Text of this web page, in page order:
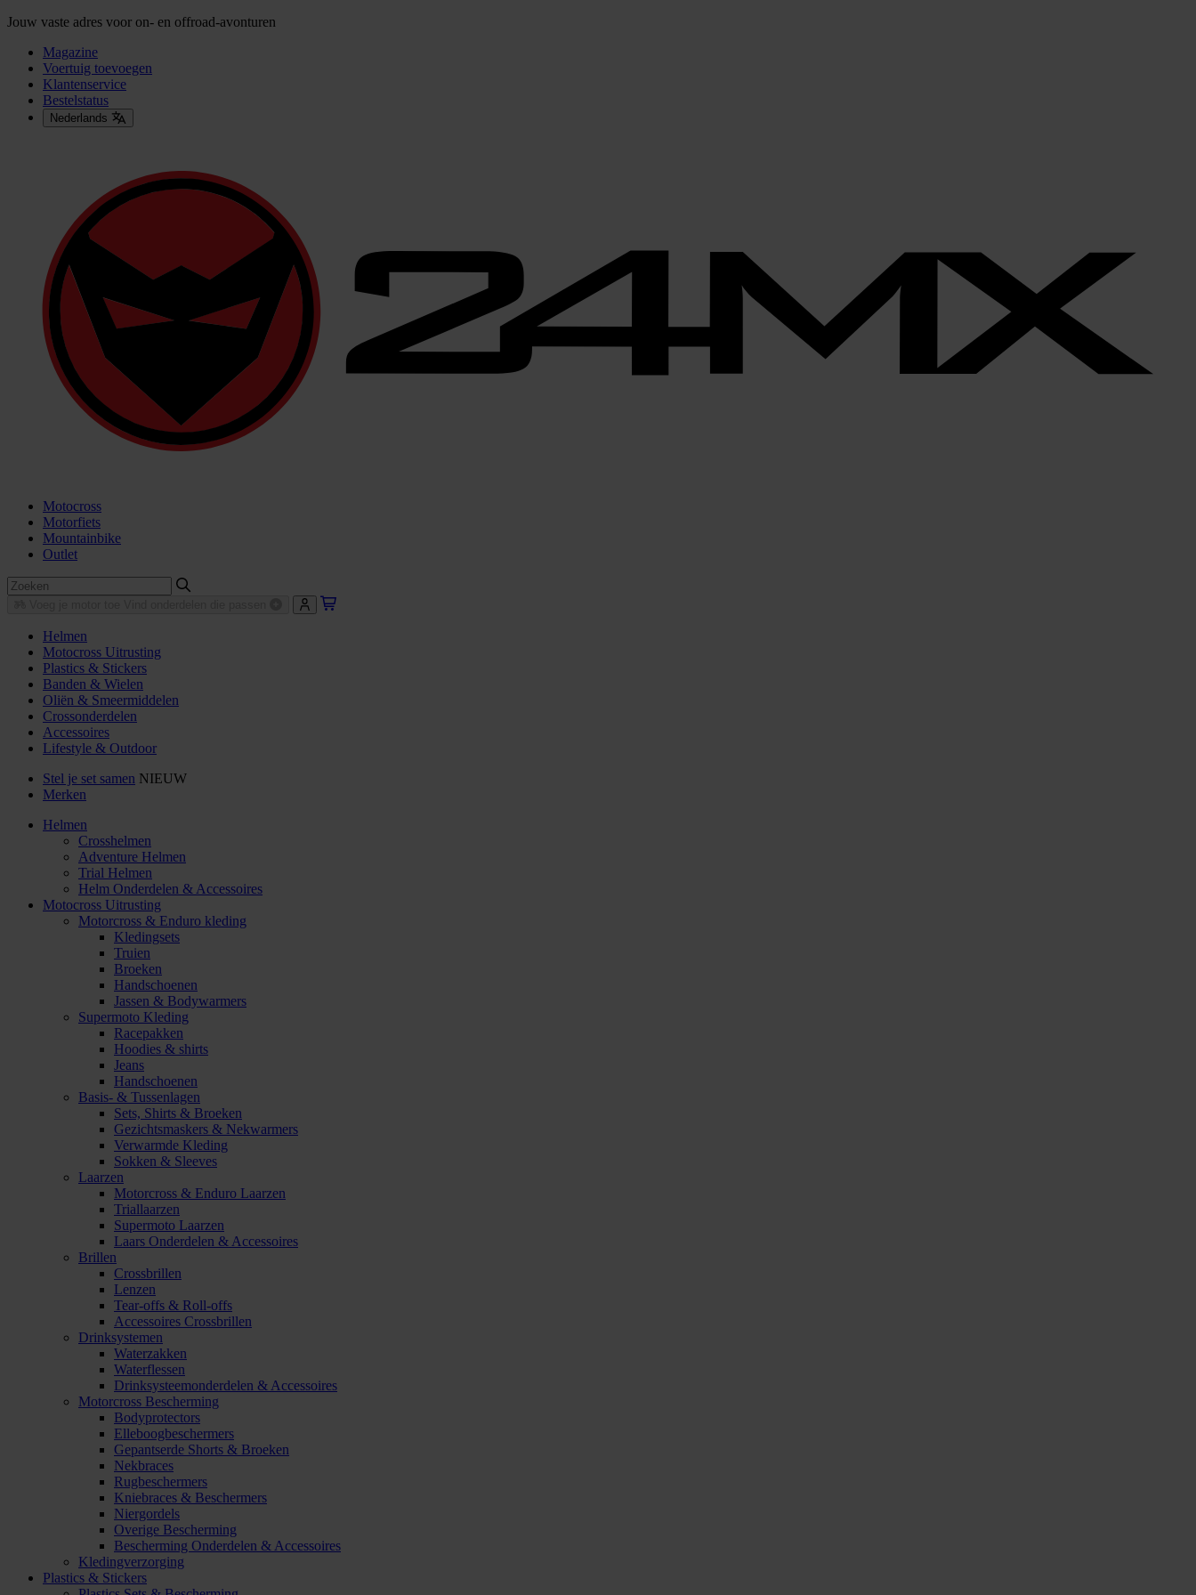
Jouw vaste adres voor on- en offroad-avonturen
Magazine
Voertuig toevoegen
Klantenservice
Bestelstatus
Nederlands
Motocross
Motorfiets
Mountainbike
Outlet
Helmen
Motocross Uitrusting
Plastics & Stickers
Banden & Wielen
Oliën & Smeermiddelen
Crossonderdelen
Accessoires
Lifestyle & Outdoor
Stel je set samen NIEUW
Merken
Helmen
Crosshelmen
Adventure Helmen
Trial Helmen
Helm Onderdelen & Accessoires
Motocross Uitrusting
Motorcross & Enduro kleding
Kledingsets
Truien
Broeken
Handschoenen
Jassen & Bodywarmers
Supermoto Kleding
Racepakken
Hoodies & shirts
Jeans
Handschoenen
Basis- & Tussenlagen
Sets, Shirts & Broeken
Gezichtsmaskers & Nekwarmers
Verwarmde Kleding
Sokken & Sleeves
Laarzen
Motorcross & Enduro Laarzen
Triallaarzen
Supermoto Laarzen
Laars Onderdelen & Accessoires
Brillen
Crossbrillen
Lenzen
Tear-offs & Roll-offs
Accessoires Crossbrillen
Drinksystemen
Waterzakken
Waterflessen
Drinksysteemonderdelen & Accessoires
Motorcross Bescherming
Bodyprotectors
Elleboogbeschermers
Gepantserde Shorts & Broeken
Nekbraces
Rugbeschermers
Kniebraces & Beschermers
Niergordels
Overige Bescherming
Bescherming Onderdelen & Accessoires
Kledingverzorging
Plastics & Stickers